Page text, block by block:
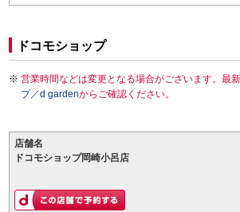
ドコモショップ
営業時間などは変更となる場合がございます。最
プ／d gardenからご確認ください。
店舗名
ドコモショップ岡崎小呂店